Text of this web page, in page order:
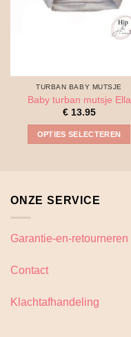
TURBAN BABY MUTSJE
Baby turban mutsje Ella
€13.95
OPTIES SELECTEREN
meerdere
optie
op
ONZE SERVICE
Garantie-en-retourneren
Contact
Klachtafhandeling